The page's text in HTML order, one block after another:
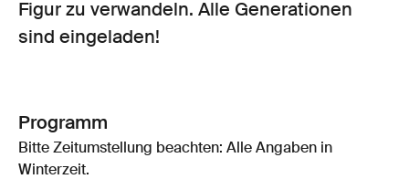
Figur zu verwandeln. Alle Generationen
sind eingeladen!
Programm
Bitte Zeitumstellung beachten: Alle Angaben in
Winterzeit.